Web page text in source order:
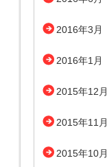
2016年3月
2016年1月
2015年12月
2015年11月
2015年10月